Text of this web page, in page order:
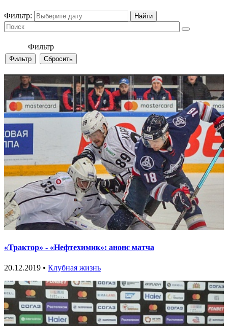
Фильтр:
Фильтр
«Трактор» - «Нефтехимик»: анонс матча
20.12.2019 • Клубная жизнь